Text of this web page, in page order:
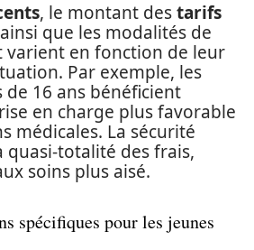
, le montant destarifs
que les modalités de
varient en fonction de leur
Par exemple, les
de 16 ans bénéficient
en charge plus favorable
médicales. La sécurité
quasi-totalité des frais,
soins plus aisé.
spécifiques pour les jeunes